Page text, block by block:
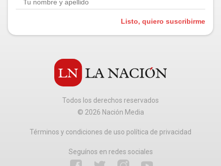
Listo, quiero suscribirme
Todos los derechos reservados
© 2026 Nación Media
Términos y condiciones de uso política de privacidad
Seguínos en redes sociales